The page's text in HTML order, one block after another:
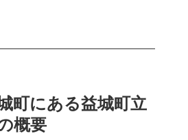
町にある益城町立
概要